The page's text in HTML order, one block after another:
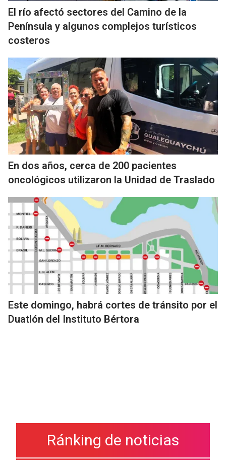
El río afectó sectores del Camino de la
Península y algunos complejos turísticos
costeros
En dos años, cerca de 200 pacientes
oncológicos utilizaron la Unidad de Traslado
Este domingo, habrá cortes de tránsito por el
Duatlón del Instituto Bértora
Ránking de noticias